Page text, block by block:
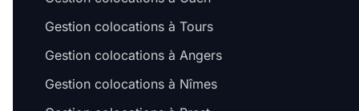
Gestion colocations à Tours
Gestion colocations à Angers
Gestion colocations à Nîmes